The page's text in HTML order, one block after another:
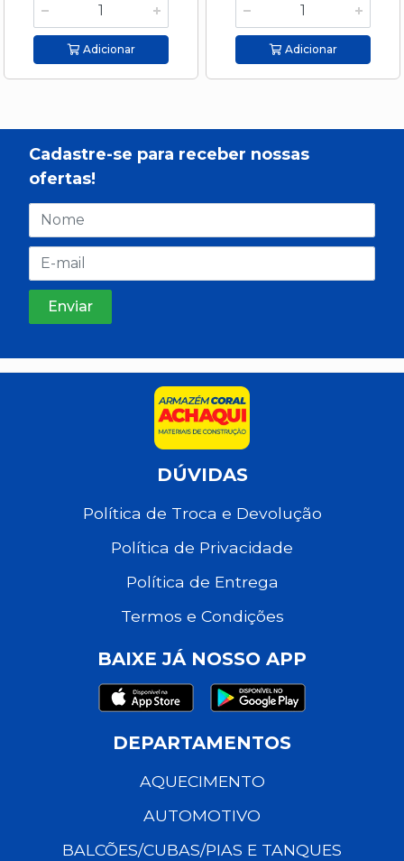
Adicionar Adicionar
Cadastre-se para receber nossas
ofertas!
DÚVIDAS
Política de Troca e Devolução
Política de Privacidade
Política de Entrega
Termos e Condições
BAIXE JÁ NOSSO APP
DEPARTAMENTOS
AQUECIMENTO
AUTOMOTIVO
BALCÕES/CUBAS/PIAS E TANQUES